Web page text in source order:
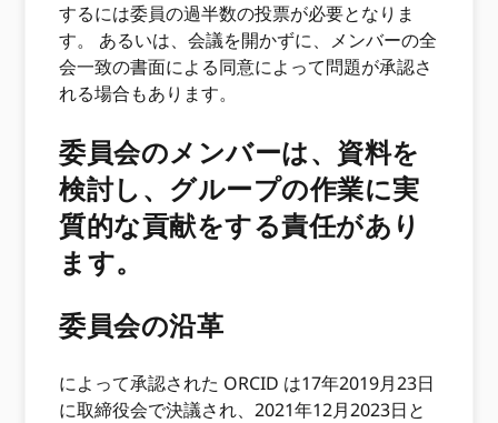
するには委員の過半数の投票が必要となりま
す。 あるいは、会議を開かずに、メンバーの全
会一致の書面による同意によって問題が承認さ
れる場合もあります。
委員会のメンバーは、資料を
検討し、グループの作業に実
質的な貢献をする責任があり
ます。
委員会の沿革
によって承認された ORCID は17年2019月23日
に取締役会で決議され、2021年12月2023日と